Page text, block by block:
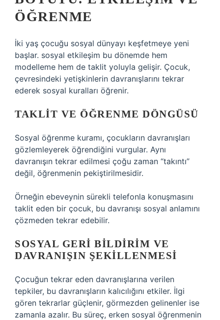
ÖĞRENME
İki yaş çocuğu sosyal dünyayı keşfetmeye yeni
başlar. sosyal etkileşim bu dönemde hem
modelleme hem de taklit yoluyla gelişir. Çocuk,
çevresindeki yetişkinlerin davranışlarını tekrar
ederek sosyal kuralları öğrenir.
TAKLIT VE ÖĞRENME DÖNGÜSÜ
Sosyal öğrenme kuramı, çocukların davranışları
gözlemleyerek öğrendiğini vurgular. Aynı
davranışın tekrar edilmesi çoğu zaman “takıntı”
değil, öğrenmenin pekiştirilmesidir.
Örneğin ebeveynin sürekli telefonla konuşmasını
taklit eden bir çocuk, bu davranışı sosyal anlamını
çözmeden tekrar edebilir.
SOSYAL GERI BILDIRIM VE
DAVRANIŞIN ŞEKILLENMESI
Çocuğun tekrar eden davranışlarına verilen
tepkiler, bu davranışların kalıcılığını etkiler. İlgi
gören tekrarlar güçlenir, görmezden gelinenler ise
zamanla azalır. Bu süreç, erken sosyal öğrenmenin